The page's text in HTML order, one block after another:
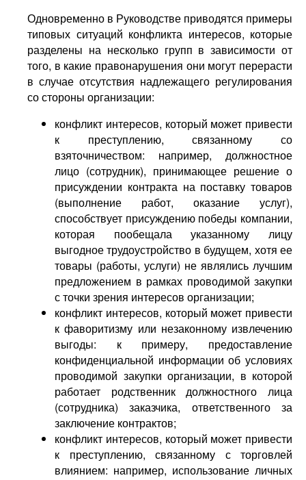
Одновременно в Руководстве приводятся примеры
типовых ситуаций конфликта интересов, которые
разделены на несколько групп в зависимости от
того, в какие правонарушения они могут перерасти
в случае отсутствия надлежащего регулирования
со стороны организации:
конфликт интересов, который может привести
к преступлению, связанному со
взяточничеством: например, должностное
лицо (сотрудник), принимающее решение о
присуждении контракта на поставку товаров
(выполнение работ, оказание услуг),
способствует присуждению победы компании,
которая пообещала указанному лицу
выгодное трудоустройство в будущем, хотя ее
товары (работы, услуги) не являлись лучшим
предложением в рамках проводимой закупки
с точки зрения интересов организации;
конфликт интересов, который может привести
к фаворитизму или незаконному извлечению
выгоды: к примеру, предоставление
конфиденциальной информации об условиях
проводимой закупки организации, в которой
работает родственник должностного лица
(сотрудника) заказчика, ответственного за
заключение контрактов;
конфликт интересов, который может привести
к преступлению, связанному с торговлей
влиянием: например, использование личных